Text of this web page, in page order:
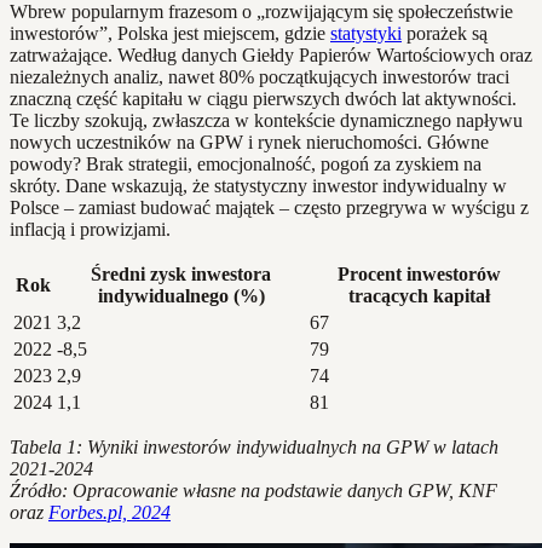
Wbrew popularnym frazesom o „rozwijającym się społeczeństwie
inwestorów”, Polska jest miejscem, gdzie statystyki porażek są
zatrważające. Według danych Giełdy Papierów Wartościowych oraz
niezależnych analiz, nawet 80% początkujących inwestorów traci
znaczną część kapitału w ciągu pierwszych dwóch lat aktywności.
Te liczby szokują, zwłaszcza w kontekście dynamicznego napływu
nowych uczestników na GPW i rynek nieruchomości. Główne
powody? Brak strategii, emocjonalność, pogoń za zyskiem na
skróty. Dane wskazują, że statystyczny inwestor indywidualny w
Polsce – zamiast budować majątek – często przegrywa w wyścigu z
inflacją i prowizjami.
Rok
Średni zysk inwestora
indywidualnego (%)
Procent inwestorów
tracących kapitał
2021 3,2
67
2022 -8,5
79
2023 2,9
74
2024 1,1 81
Tabela 1: Wyniki inwestorów indywidualnych na GPW w latach
2021-2024
Źródło: Opracowanie własne na podstawie danych GPW, KNF
oraz Forbes.pl, 2024